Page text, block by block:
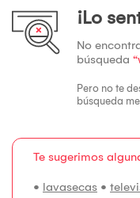
¡Lo
No
búsqueda
Pero no te
búsqueda
Te sugerimos
• lavasecas •